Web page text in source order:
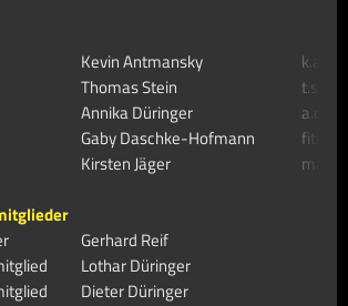
Kevin Antmansky
Thomas Stein
Annika Düringer
Gaby Daschke-Hofmann
Kirsten Jäger
Gerhard Reif
Lothar Düringer
Dieter Düringer